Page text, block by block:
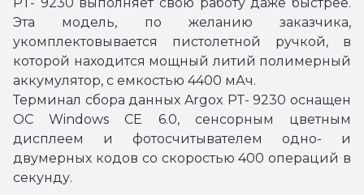
Эта модель, по желанию заказчика,
укомплектовывается пистолетной ручкой, в
которой находится мощный литий полимерный
аккумулятор, с емкостью 4400 мАч.
Терминал сбора данных Argox PT- 9230 оснащен
ОС Windows CE 6.0, сенсорным цветным
дисплеем и фотосчитывателем одно- и
двумерных кодов со скоростью 400 операций в
секунду.